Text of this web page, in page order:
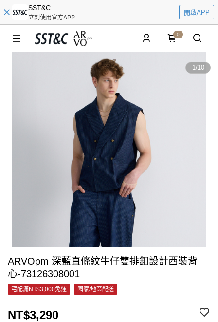
SST&C
立刻使用官方APP
開啟APP
0
1/10
ARVOpm 深藍直條紋牛仔雙排釦設計西裝背
心-73126308001
宅配滿NT$3,000免運 國家/地區配送
NT$3,290